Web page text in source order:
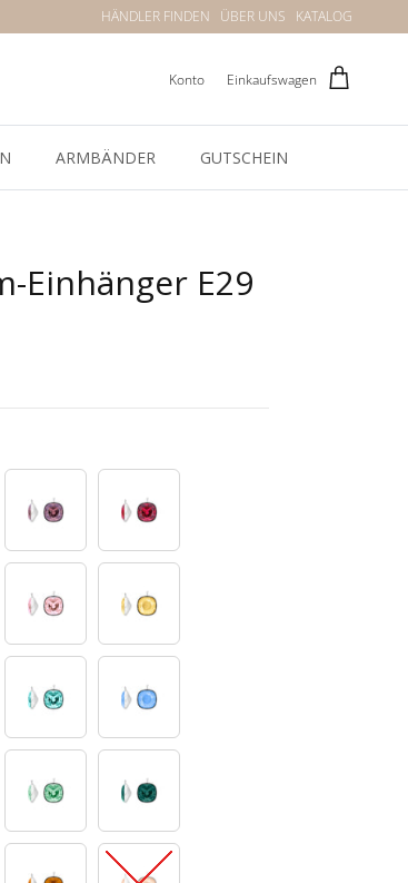
HÄNDLER FINDEN ÜBER UNS KATALOG
Konto Einkaufswagen
ARMBÄNDER GUTSCHEIN
Einhänger E29
13 14
24 25
35 37
53 59